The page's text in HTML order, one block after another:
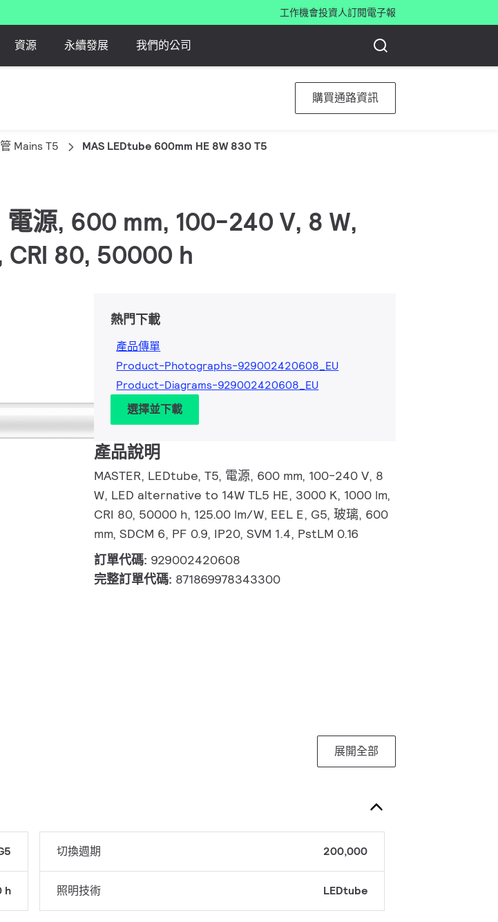
工作機會投資人訂閱電子報
資源 永續發展 我們的公司
購買通路資訊
Mains T5 MAS LEDtube 600mm HE 8W 830 T5
電源, 600 mm, 100-240 V, 8 W,
CRI 80, 50000 h
熱門下載
產品傳單
Product-Photographs-929002420608_EU
Product-Diagrams-929002420608_EU
選擇並下載
產品說明
MASTER, LEDtube, T5, 電源, 600 mm, 100-240 V, 8
W, LED alternative to 14W TL5 HE, 3000 K, 1000 lm,
CRI 80, 50000 h, 125.00 lm/W, EEL E, G5, 玻璃, 600
mm, SDCM 6, PF 0.9, IP20, SVM 1.4, PstLM 0.16
訂單代碼: 929002420608
完整訂單代碼: 871869978343300
展開全部
h
切換週期 200,000
照明技術 LEDtube